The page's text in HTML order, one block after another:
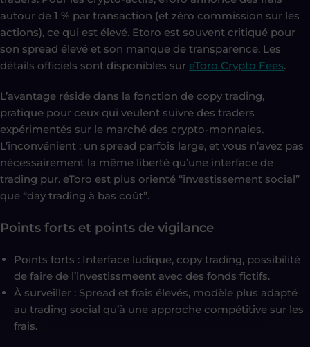
autour de 1 % par transaction (et zéro commission sur les
actions), ce qui est élevé. Etoro est souvent critiqué pour
son spread élevé et son manque de transparence. Les
détails officiels sont disponibles sur eToro Crypto Fees.
L’avantage réside dans la fonction de copy trading,
pratique pour ceux qui veulent suivre des traders
expérimentés sur le marché des crypto-monnaies.
L’inconvénient : un spread parfois large, et vous n’avez pas
nécessairement la même liberté qu’une interface de
trading pur. eToro est plus orienté “investissement social”
que “day trading à bas coût”.
Points forts et points de vigilance
Points forts : Interface ludique, copy trading, possibilité
de faire de l’investissmeent avec des fonds fictifs.
À surveiller : Spread et frais élevés, modèle plus adapté
au trading social qu’à une approche compétitive sur les
frais.